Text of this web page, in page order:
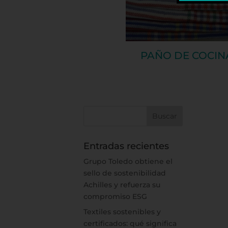
PAÑO DE
Entradas recientes
Grupo Toledo obtiene el
sello de sostenibilidad
Achilles y refuerza su
compromiso ESG
Textiles sostenibles y
certificados: qué significa